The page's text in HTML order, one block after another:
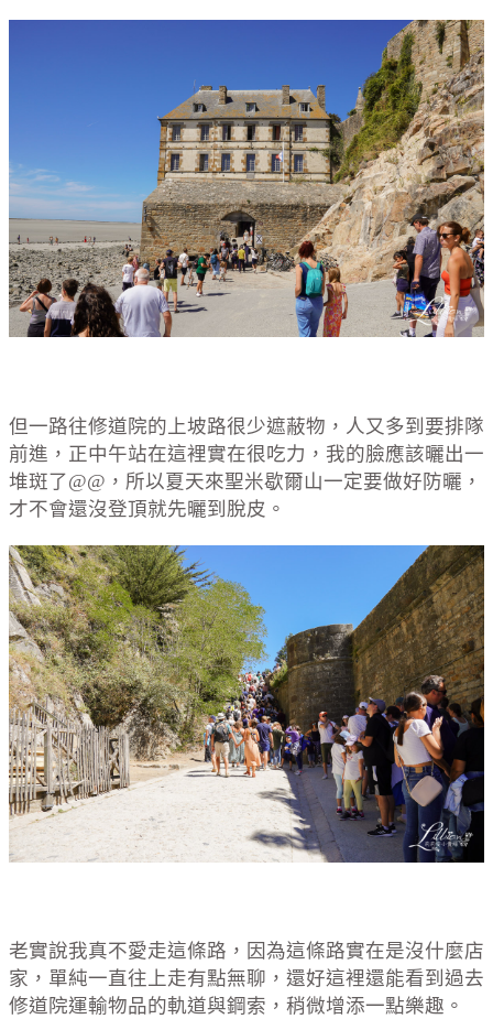
但一路往修道院的上坡路很少遮蔽物，人又多到要排隊
前進，正中午站在這裡實在很吃力，我的臉應該曬出一
堆斑了@@，所以夏天來聖米歇爾山一定要做好防曬，
才不會還沒登頂就先曬到脫皮。
老實說我真不愛走這條路，因為這條路實在是沒什麼店
家，單純一直往上走有點無聊，還好這裡還能看到過去
修道院運輸物品的軌道與鋼索，稍微增添一點樂趣。